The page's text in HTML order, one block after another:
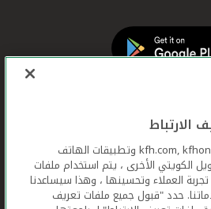
الارتباط
عندما تستخدم ,kfh.com, kfhonline.com وتطبيقات الهاتف
الكويتي الأخرى ، يتم استخدام ملفات
العملاء وتحسينها ، وهذا سيساعدنا
حدد "قبول جميع ملفات تعريف